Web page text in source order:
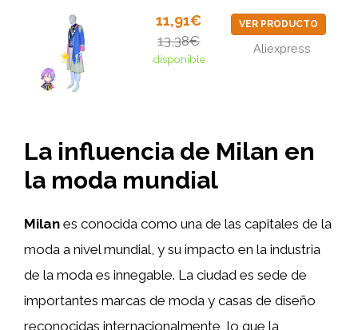
11,91€
13,38€
disponible
VER PRODUCTO
Aliexpress
La influencia de Milan en
la moda mundial
Milan es conocida como una de las capitales de la
moda a nivel mundial, y su impacto en la industria
de la moda es innegable. La ciudad es sede de
importantes marcas de moda y casas de diseño
reconocidas internacionalmente, lo que la